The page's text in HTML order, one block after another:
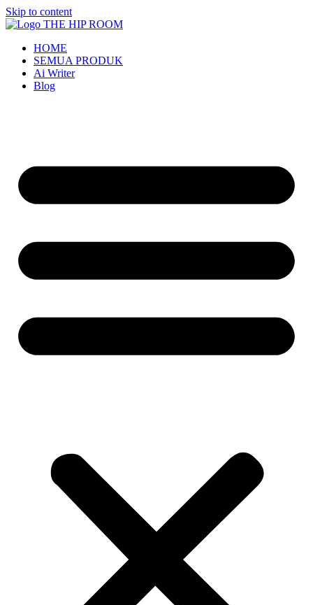
Skip to content
HOME
SEMUA PRODUK
Ai Writer
Blog